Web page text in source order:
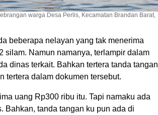
warga Desa Perlis, Kecamatan Brandan Barat,
beberapa nelayan yang tak menerima
silam. Namun namanya, terlampir dalam
dinas terkait. Bahkan tertera tanda tangan
tertera dalam dokumen tersebut.
uang Rp300 ribu itu. Tapi namaku ada
Bahkan, tanda tangan ku pun ada di